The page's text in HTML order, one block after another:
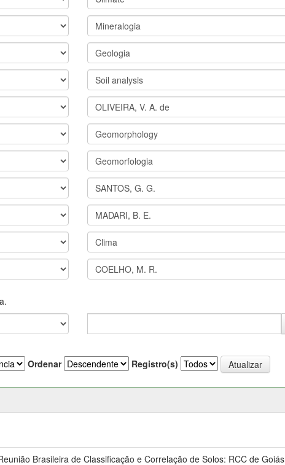
Ordenar Registro(s)
Brasileira de Classificação e Correlação de Solos: RCC de Goiás